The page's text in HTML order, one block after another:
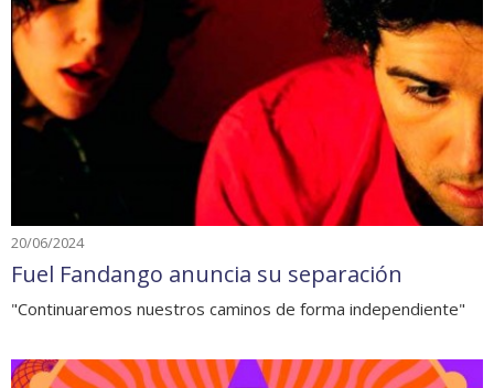
20/06/2024
Fuel Fandango anuncia su separación
"Continuaremos nuestros caminos de forma independiente"